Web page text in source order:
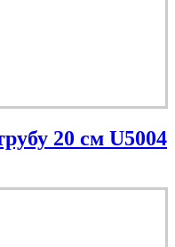
20 см U5004